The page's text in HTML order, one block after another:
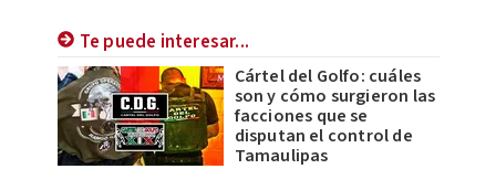
Te puede interesar...
Cártel del Golfo: cuáles
son y cómo surgieron las
facciones que se
disputan el control de
Tamaulipas